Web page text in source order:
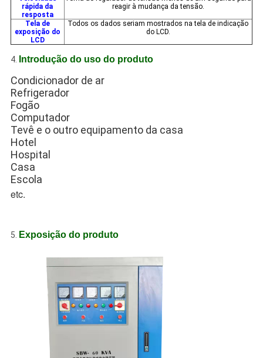
rápida da
resposta
reagir à mudança da tensão.
Tela de
exposição do
LCD
Todos os dados seriam mostrados na tela de indicação
do LCD.
4. Introdução do uso do produto
Condicionador de ar
Refrigerador
Fogão
Computador
Tevê e o outro equipamento da casa
Hotel
Hospital
Casa
Escola
etc.
5. Exposição do produto